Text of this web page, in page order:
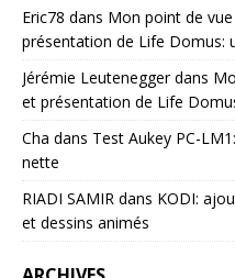
Eric78 dans Mon point de
présentation de Life Domus:
Jérémie Leuteneggerdans
et présentation de Life
Cha dans Test Aukey PC-
nette
RIADI SAMIR dans KODI:
et dessins animés